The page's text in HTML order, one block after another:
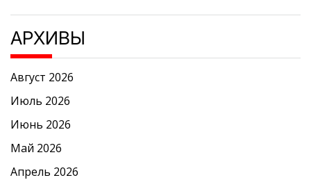
АРХИВЫ
Август 2026
Июль 2026
Июнь 2026
Май 2026
Апрель 2026